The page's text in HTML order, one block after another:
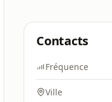
Contacts
Fréquence
Ville